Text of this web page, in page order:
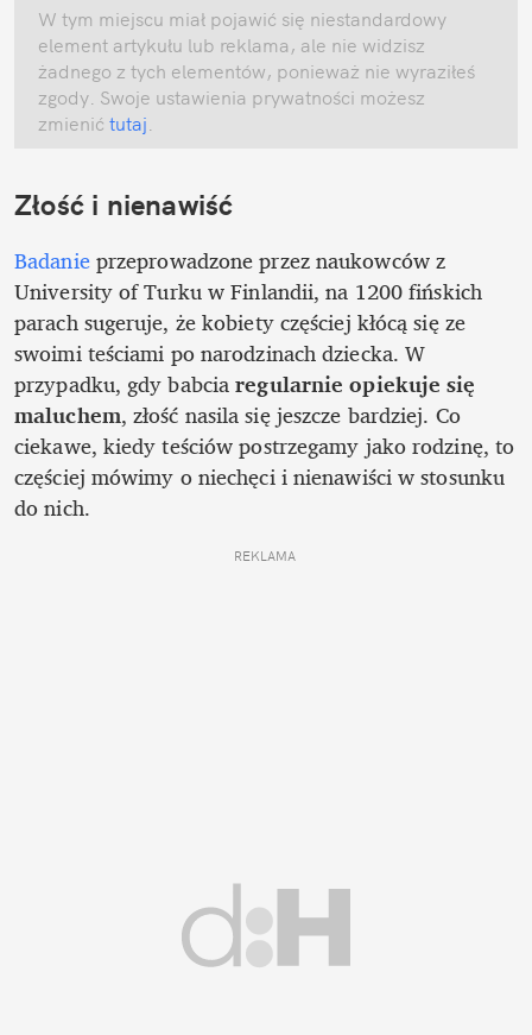
W tym miejscu miał pojawić się niestandardowy
element artykułu lub reklama, ale nie widzisz
żadnego z tych elementów, ponieważ nie wyraziłeś
zgody. Swoje ustawienia prywatności możesz
zmienić tutaj
Złość i nienawiść
Badanie przeprowadzone przez naukowców z
University of Turku w Finlandii, na 1200 fińskich
parach sugeruje, że kobiety częściej kłócą się ze
swoimi teściami po narodzinach dziecka. W
przypadku, gdy babcia regularnie opiekuje się
maluchem, złość nasila się jeszcze bardziej. Co
ciekawe, kiedy teściów postrzegamy jako rodzinę, to
częściej mówimy o niechęci i nienawiści w stosunku
do nich.
REKLAMA